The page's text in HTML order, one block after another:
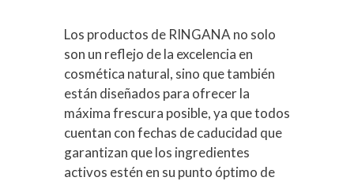
Los productos de RINGANA no solo
son un reflejo de la excelencia en
cosmética natural, sino que también
están diseñados para ofrecer la
máxima frescura posible, ya que todos
cuentan con fechas de caducidad que
garantizan que los ingredientes
activos estén en su punto óptimo de